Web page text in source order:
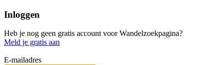
Inloggen
Heb je nog geen gratis account voor Wandelzoekpagina?
Meld je gratis aan
E-mailadres